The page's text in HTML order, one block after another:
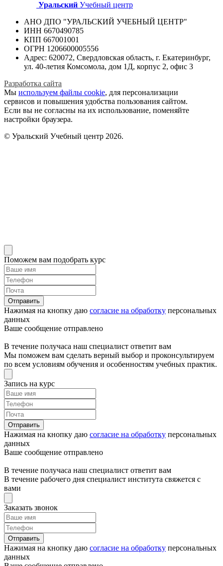
Уральский Учебный центр
АНО ДПО "УРАЛЬСКИЙ УЧЕБНЫЙ ЦЕНТР"
ИНН 6670490785
КПП 667001001
ОГРН 1206600005556
Адрес: 620072, Свердловская область, г. Екатеринбург,
ул. 40-летия Комсомола, дом 1Д, корпус 2, офис 3
Разработка сайта
Мы используем файлы cookie, для персонализации
сервисов и повышения удобства пользования сайтом.
Если вы не согласны на их использование, поменяйте
настройки браузера.
© Уральский Учебный центр 2026.
Поможем вам подобрать курс
Отправить
Нажимая на кнопку даю согласие на обработку персональных
данных
Ваше сообщение отправлено
В течение получаса наш специалист ответит вам
Мы поможем вам сделать верный выбор и проконсультируем
по всем условиям обучения и особенностям учебных практик.
Запись на курс
Отправить
Нажимая на кнопку даю согласие на обработку персональных
данных
Ваше сообщение отправлено
В течение получаса наш специалист ответит вам
В течение рабочего дня специалист института свяжется с
вами
Заказать звонок
Отправить
Нажимая на кнопку даю согласие на обработку персональных
данных